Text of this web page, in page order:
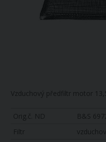
Vzduchový předfiltr motor
Orig.č. ND
B&S
Filtr